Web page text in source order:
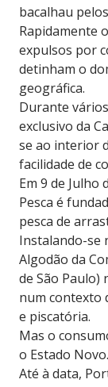
bacalhau
Rapidamente
expulsos por
detinham o
geográfica.
Durante
exclusivo da
se ao interior
facilidade de
Em 9 de Julho
Pesca é
pesca de
Instalando-se
Algodão da
de São Paulo)
num contexto
e piscatória.
Mas o
o Estado Novo.
Até à data,